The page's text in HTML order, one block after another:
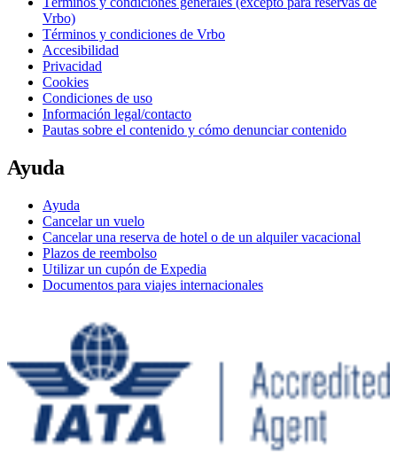
Vrbo)
Términos y condiciones de Vrbo
Accesibilidad
Privacidad
Cookies
Condiciones de uso
Información legal/contacto
Pautas sobre el contenido y cómo denunciar contenido
Ayuda
Ayuda
Cancelar un vuelo
Cancelar una reserva de hotel o de un alquiler vacacional
Plazos de reembolso
Utilizar un cupón de Expedia
Documentos para viajes internacionales